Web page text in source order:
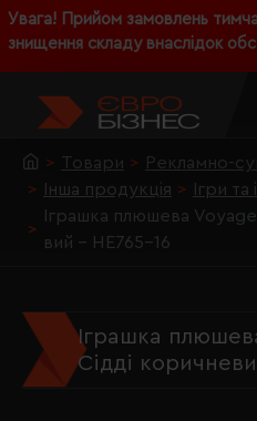
Увага! Прийом замовлень
знищення складу внаслідок
Товари
Рекламно-
Інша продукція
Ігри
Іграшка плюшева
вий - HE765-16
Іграшка
Сідді